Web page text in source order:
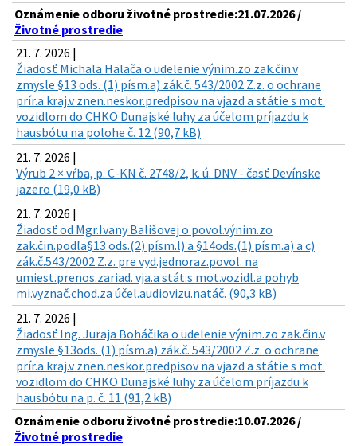
Oznámenie odboru životné prostredie:21.07.2026 /
Životné prostredie
21. 7. 2026 |
Žiadosť Michala Halača o udelenie výnim.zo zak.čin.v
zmysle §13 ods. (1) písm.a) zák.č. 543/2002 Z.z. o ochrane
prír.a kraj.v znen.neskor.predpisov na vjazd a státie s mot.
vozidlom do CHKO Dunajské luhy za účelom príjazdu k
hausbótu na polohe č. 12 (90,7 kB)
21. 7. 2026 |
Výrub 2 × vŕba, p. C-KN č. 2748/2, k. ú. DNV - časť Devínske
jazero (19,0 kB)
21. 7. 2026 |
Žiadosť od Mgr.Ivany Bališovej o povol.výnim.zo
zak.čin.podľa§13 ods.(2) písm.l) a §14ods.(1) písm.a) a c)
zák.č.543/2002 Z.z. pre vyd.jednoraz.povol. na
umiest.prenos.zariad. vja.a stát.s mot.vozidl.a pohyb
mi.vyznač.chod.za účel.audiovizu.natáč. (90,3 kB)
21. 7. 2026 |
Žiadosť Ing. Juraja Boháčika o udelenie výnim.zo zak.čin.v
zmysle §13ods. (1) písm.a) zák.č. 543/2002 Z.z. o ochrane
prír.a kraj.v znen.neskor.predpisov na vjazd a státie s mot.
vozidlom do CHKO Dunajské luhy za účelom príjazdu k
hausbótu na p. č. 11 (91,2 kB)
Oznámenie odboru životné prostredie:10.07.2026 /
Životné prostredie